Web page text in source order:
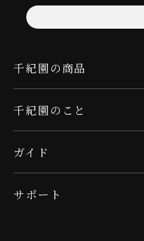
千紀園の商品
千紀園のこと
ガイド
サポート